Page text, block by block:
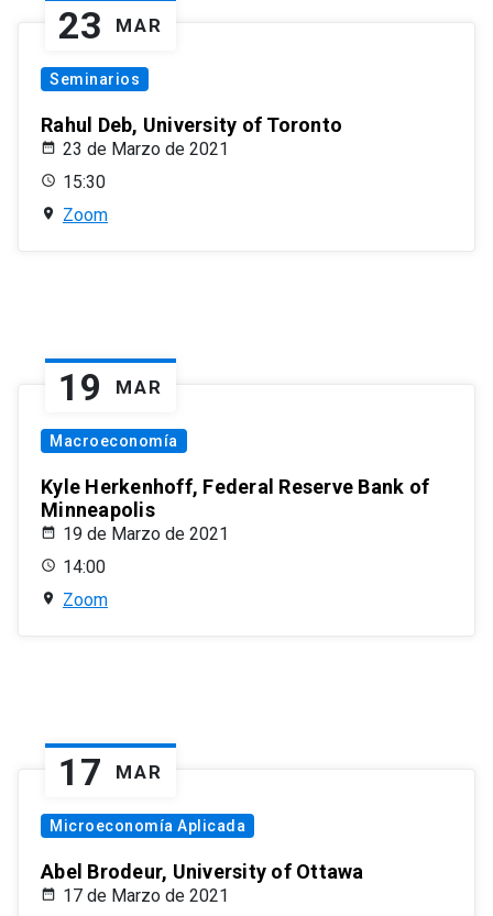
23 MAR
Seminarios
Rahul Deb, University of Toronto
23 de Marzo de 2021
15:30
Zoom
19 MAR
Macroeconomía
Kyle Herkenhoff, Federal Reserve Bank of
Minneapolis
19 de Marzo de 2021
14:00
Zoom
17 MAR
Microeconomía Aplicada
Abel Brodeur, University of Ottawa
17 de Marzo de 2021